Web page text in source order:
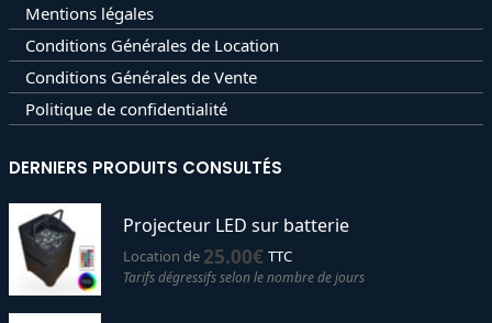
Mentions légales
Conditions Générales de Location
Conditions Générales de Vente
Politique de confidentialité
DERNIERS PRODUITS CONSULTÉS
Projecteur LED sur batterie
Location de 25.00€ TTC
Tarifs dégressifs selon le nombre de jours